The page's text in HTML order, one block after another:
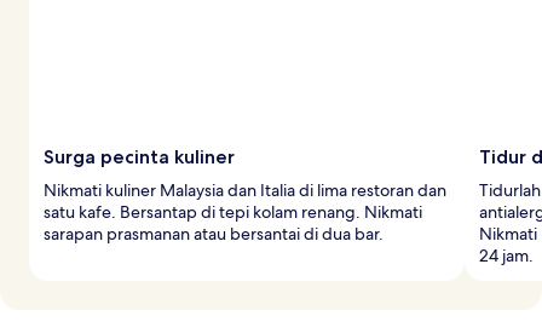
Surga pecinta kuliner
Nikmati kuliner Malaysia dan Italia di lima restoran dan
satu kafe. Bersantap di tepi kolam renang. Nikmati
sarapan prasmanan atau bersantai di dua bar.
Tidur
Nikmati
24 jam.